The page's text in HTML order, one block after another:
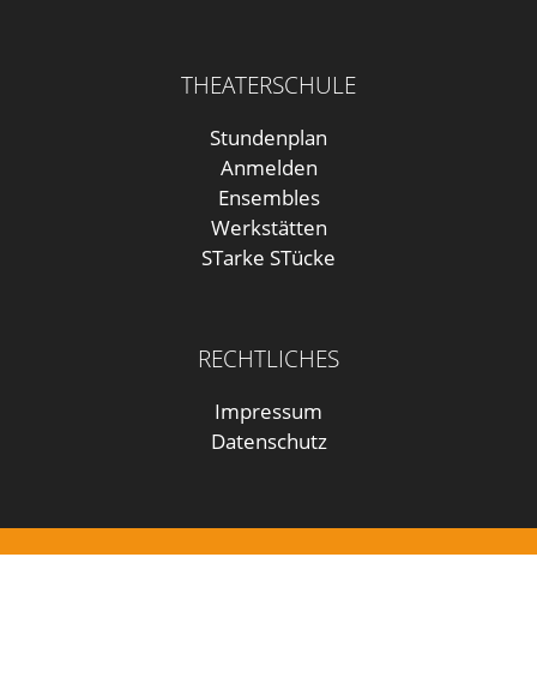
THEATERSCHULE
Stundenplan
Anmelden
Ensembles
Werkstätten
STarke STücke
RECHTLICHES
Impressum
Datenschutz